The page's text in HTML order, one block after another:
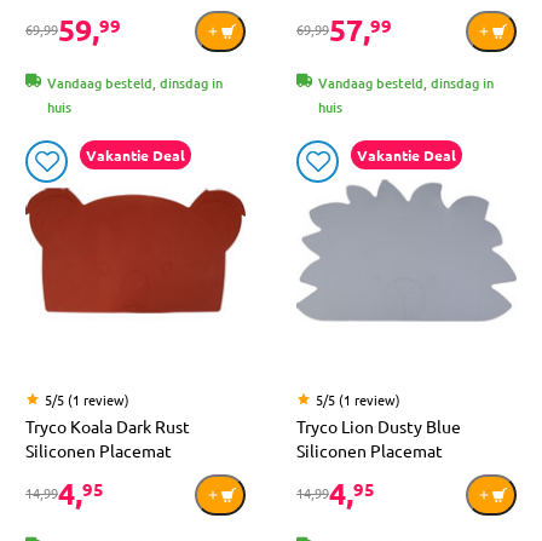
69,9959,99
Vandaag besteld, dinsdag in
huis
69,9957,99
Vandaag besteld, dinsdag in
huis
Vakantie Deal
5/5 (1 review)
Tryco Koala Dark Rust
Siliconen Placemat
14,994,95
Vakantie Deal
5/5 (1 review)
Tryco Lion Dusty Blue
Siliconen Placemat
14,994,95